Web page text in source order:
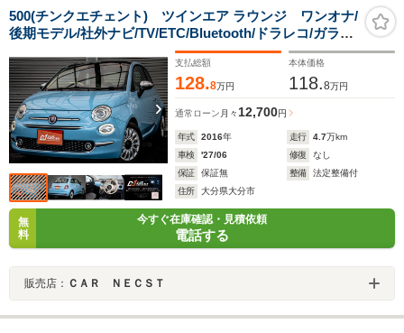
500(チンクエチェント) ツインエア ラウンジ ワンオナ/
後期モデル/社外ナビ/TV/ETC/Bluetooth/ドラレコ/ガラス
ルーフ/チェック内装/アルミホイール/記録簿あり/スペア
キー
支払総額
128.8万円
本体価格
118.8万円
通常ローン 月々 12,700円
年式 2016年 走行 4.7万km
車検
'27/06 修復
なし
保証
保証無 整備
法定整備付
住所
大分県大分市
無
料
今すぐ在庫確認・見積依頼
電話する
販売店： ＣＡＲ ＮＥＣＳＴ